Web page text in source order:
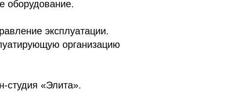
оборудование.
эксплуатации.
организацию
студия «Элита».